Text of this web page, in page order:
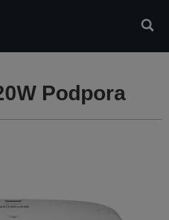
Podpora